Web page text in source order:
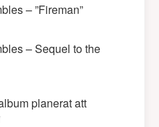
– ”Fireman”
– Sequel to the
planerat att